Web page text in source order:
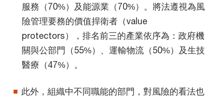
服務（70%）及能源業（70%）。將法遵視為風
險管理要務的價值捍衛者（value
protectors），排名前三的產業依序為：政府機
關與公部門（55%）、運輸物流（50%）及生技
醫療（47%）。
此外，組織中不同職能的部門，對風險的看法也